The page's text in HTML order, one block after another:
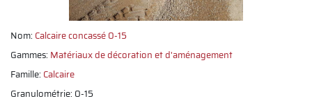
Nom: Calcaire concassé 0-15
Gammes: Matériaux de décoration et d'aménagement
Famille: Calcaire
Granulométrie: 0-15